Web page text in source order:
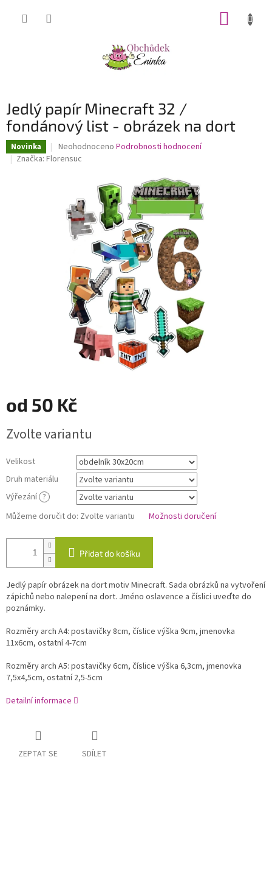
Jedlý papír Minecraft 32 /
fondánový list - obrázek na dort
Novinka
Průměrné
hodnocení
hvězdiček.
Neohodnoceno Podrobnosti hodnocení
Značka: Florensuc
od 50 Kč
cena:
Zvolte variantu
Velikost
Druh materiálu
Výřezání ?
Můžeme doručit do: Zvolte variantu Možnosti doručení
Přidat do košíku
Jedlý papír obrázek na dort motiv Minecraft. Sada obrázků na vytvoření
zápichů nebo nalepení na dort. Jméno oslavence a číslici uveďte do
poznámky.
Rozměry arch A4: postavičky 8cm, číslice výška 9cm, jmenovka
11x6cm, ostatní 4-7cm
Rozměry arch A5: postavičky 6cm, číslice výška 6,3cm, jmenovka
7,5x4,5cm, ostatní 2,5-5cm
Detailní informace
ZEPTAT SE SDÍLET